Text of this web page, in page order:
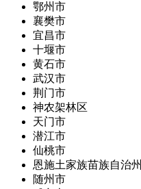
鄂州市
襄樊市
宜昌市
十堰市
黄石市
武汉市
荆门市
神农架林区
天门市
潜江市
仙桃市
恩施土家族苗族自治州
随州市